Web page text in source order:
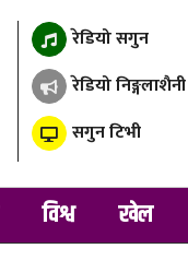
रेडियो सगुन
रेडियो निङ्गलाशैनी
सगुन टिभी
विश्व खेल